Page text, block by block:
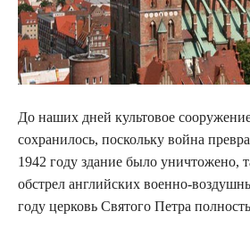
До наших дней культовое
сохранилось, поскольку война
1942 году здание было уничтожено,
обстрел английских военно-
году церковь Святого Петра